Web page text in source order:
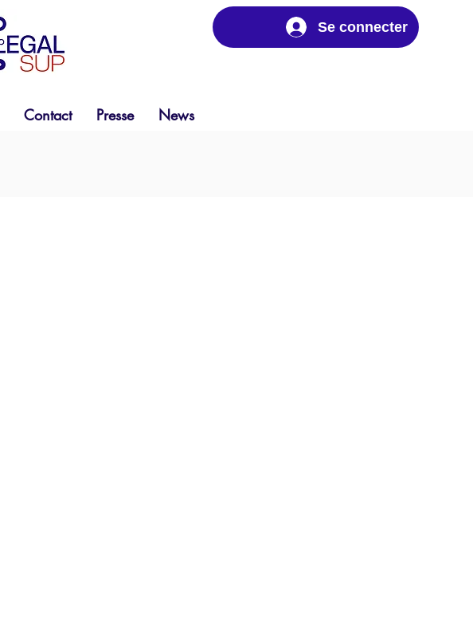
Se connecter
Contact Presse News